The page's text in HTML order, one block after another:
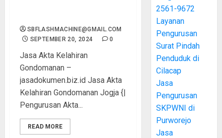
SBFLASHMACHINE@GMAIL.COM
SEPTEMBER 20, 2024
0
Jasa Akta Kelahiran
Gondomanan –
jasadokumen.biz.id Jasa Akta
Kelahiran Gondomanan Jogja {|
Pengurusan Akta...
READ MORE
2561-9672
Layanan
Pengurusan
Surat Pindah
Penduduk di
Cilacap
Jasa
Pengurusan
SKPWNI di
Purworejo
Jasa